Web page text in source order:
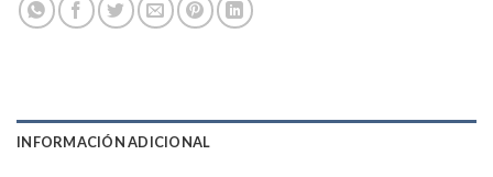
INFORMACIÓN ADICIONAL